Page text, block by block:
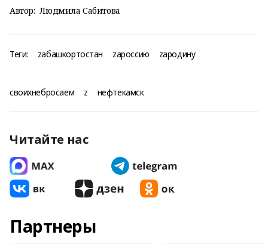
Автор: Людмила Сабитова
Теги: zабашкортостан zароссию zародину
своихнебросаем z нефтекамск
Читайте нас
Партнеры